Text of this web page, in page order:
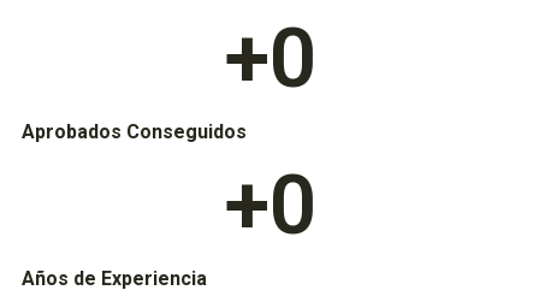
+0
Aprobados Conseguidos
+0
Años de Experiencia